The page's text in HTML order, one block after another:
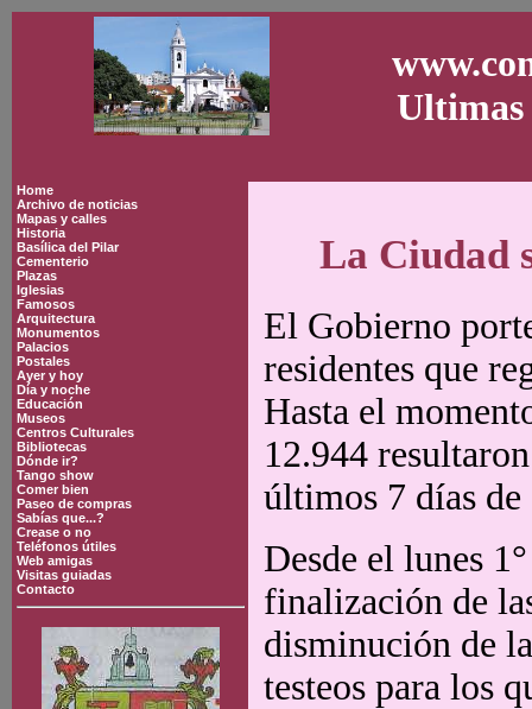
Ultimas
Home
Archivo de noticias
Mapas y calles
Historia
Basílica del Pilar
Cementerio
Plazas
Iglesias
Famosos
Arquitectura
Monumentos
Palacios
Postales
Ayer y hoy
Día y noche
Educación
Museos
Centros Culturales
Bibliotecas
Dónde ir?
Tango show
Comer bien
Paseo de compras
Sabías que...?
Crease o no
Teléfonos útiles
Web amigas
Visitas guiadas
Contacto
La Ciudad
El Gobierno
residentes que
Hasta el
12.944
últimos 7 días
Desde el lunes
finalización de
disminución de
testeos para los